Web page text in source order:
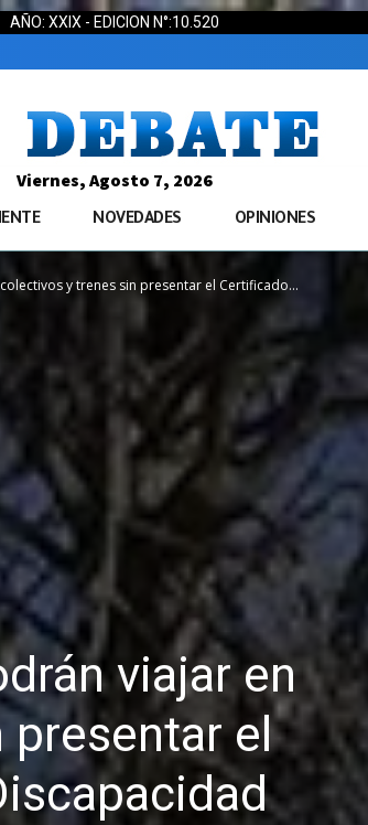
AÑO: XXIX - EDICION N°:10.520
Viernes, Agosto 7, 2026
NOVEDADES OPINIONES
y trenes sin presentar el Certificado...
viajar en
el